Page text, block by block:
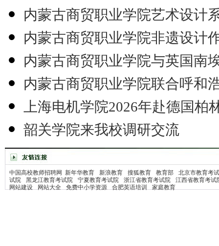
内蒙古商贸职业学院艺术设计
内蒙古商贸职业学院非遗设计
内蒙古商贸职业学院与英国南
内蒙古商贸职业学院联合呼和
上海电机学院2026年赴德国柏
韶关学院来我校调研交流
中国高校教师招聘网 新年华教育 新浪教育 搜狐教育 教育部
北京市教育考
试院
黑龙江教育考试院 宁夏教育考试院 浙江省教育考试院
江西省教育考试
网站建设
网站大全 免费中小学资源 合肥英语培训 家庭教育